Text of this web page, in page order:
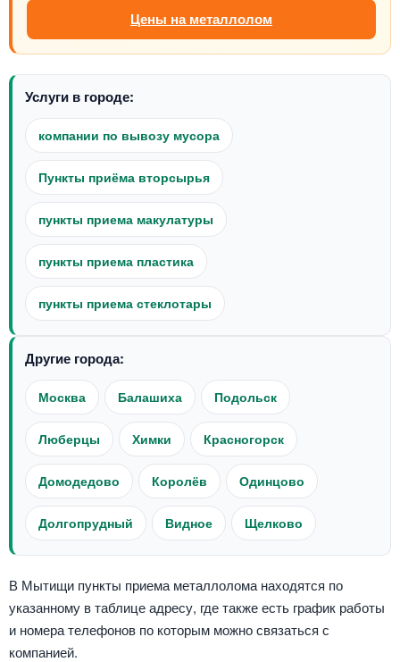
Цены на металлолом
Услуги в городе:
компании по вывозу мусора
Пункты приёма вторсырья
пункты приема макулатуры
пункты приема пластика
пункты приема стеклотары
Другие города:
Москва Балашиха Подольск
Люберцы Химки Красногорск
Домодедово Королёв Одинцово
Долгопрудный Видное Щелково
В Мытищи пункты приема металлолома находятся по
указанному в таблице адресу, где также есть график работы
и номера телефонов по которым можно связаться с
компанией.